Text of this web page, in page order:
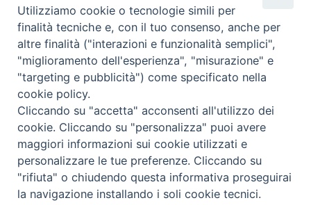
Scrivici
Copyright © 2019 - Tutti i diritti riservati - Vita
Trentina Editrice
Privacy Policy
Torna
Utilizziamo cookie o tecnologie simili per
finalità tecniche e, con il tuo consenso, anche per
altre finalità ("interazioni e funzionalità semplici",
"miglioramento dell'esperienza", "misurazione" e
"targeting e pubblicità") come specificato nella
cookie policy.
Cliccando su "accetta" acconsenti all'utilizzo dei
cookie. Cliccando su "personalizza" puoi avere
maggiori informazioni sui cookie utilizzati e
personalizzare le tue preferenze. Cliccando su
"rifiuta" o chiudendo questa informativa proseguirai
la navigazione installando i soli cookie tecnici.